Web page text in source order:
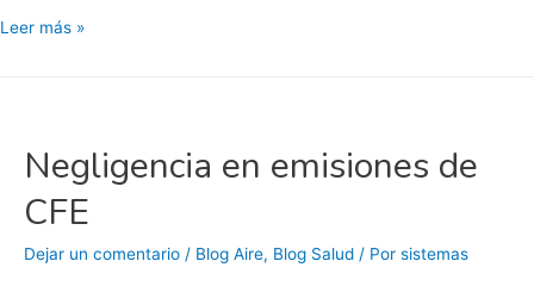
Ciudadanos
otorgar
permisos
CFE
Leer más »
Negligencia en emisiones de
CFE
Dejar un comentario / Blog Aire, Blog Salud / Por sistemas